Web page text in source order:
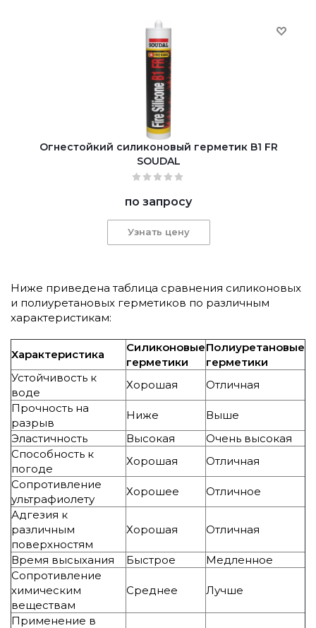
Огнестойкий силиконовый герметик B1 FR
SOUDAL
по запросу
Узнать цену
Ниже приведена таблица сравнения силиконовых
и полиуретановых герметиков по различным
характеристикам:
Характеристика
Силиконовые
герметики
Полиуретановые
герметики
Устойчивость к
воде
Хорошая
Отличная
Прочность на
разрыв
Ниже
Выше
Эластичность
Высокая
Очень высокая
Способность к
погоде
Хорошая
Отличная
Сопротивление
ультрафиолету
Хорошее
Отличное
Адгезия к
различным
поверхностям
Хорошая Отличная
Время высыхания Быстрое
Медленное
Сопротивление
химическим
веществам
Среднее Лучше
Применение в